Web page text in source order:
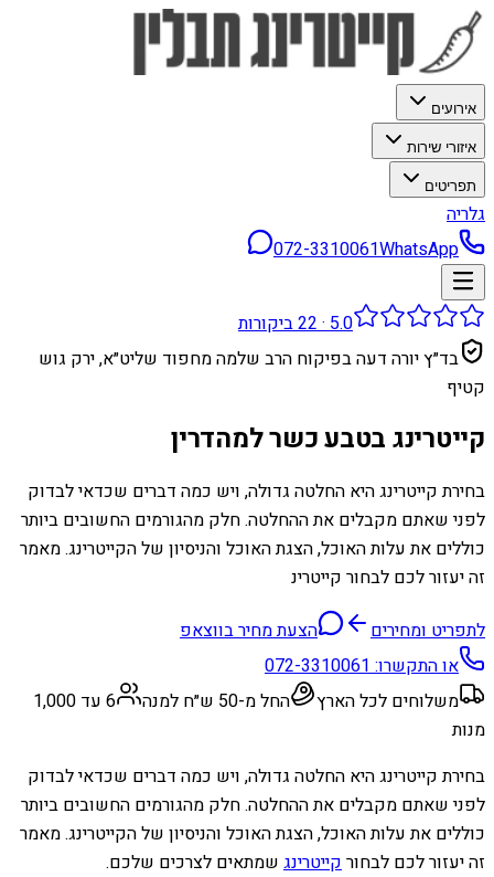
אירועים
איזורי שירות
תפריטים
גלריה
072-3310061WhatsApp
5.0
·
22ביקורות
בד״ץ יורה דעה בפיקוח הרב שלמה מחפוד שליט״א, ירק גוש
קטיף
קייטרינג בטבע כשר למהדרין
בחירת קייטרינג היא החלטה גדולה, ויש כמה דברים שכדאי לבדוק
לפני שאתם מקבלים את ההחלטה. חלק מהגורמים החשובים ביותר
כוללים את עלות האוכל, הצגת האוכל והניסיון של הקייטרינג. מאמר
זה יעזור לכם לבחור קייטרינ
לתפריט ומחירים
הצעת מחיר בווצאפ
או התקשרו:072-3310061
משלוחים לכל הארץ
החל מ-50 ש״ח למנה
6 עד 1,000
מנות
בחירת קייטרינג היא החלטה גדולה, ויש כמה דברים שכדאי לבדוק
לפני שאתם מקבלים את ההחלטה. חלק מהגורמים החשובים ביותר
כוללים את עלות האוכל, הצגת האוכל והניסיון של הקייטרינג. מאמר
זה יעזור לכם לבחורקייטרינג שמתאים לצרכים שלכם.